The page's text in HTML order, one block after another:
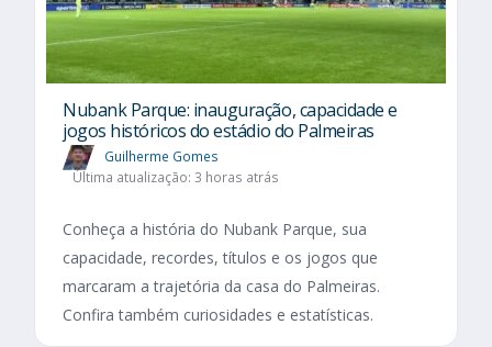
Nubank Parque: inauguração, capacidade e
jogos históricos do estádio do Palmeiras
Guilherme Gomes
Última atualização: 3 horas atrás
Conheça a história do Nubank Parque, sua
capacidade, recordes, títulos e os jogos que
marcaram a trajetória da casa do Palmeiras.
Confira também curiosidades e estatísticas.